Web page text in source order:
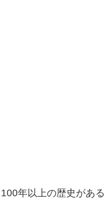
年以上の歴史がある